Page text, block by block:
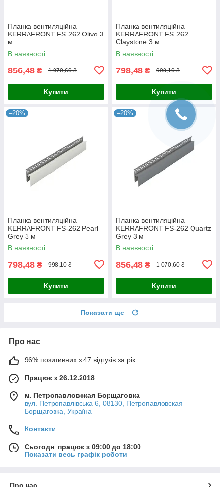
Планка вентиляційна
KERRAFRONT FS-262 Olive 3
м
В наявності
856,48 ₴ 1 070,60 ₴
Купити
Планка вентиляційна
KERRAFRONT FS-262
Claystone 3 м
В наявності
798,48 ₴ 998,10 ₴
Купити
–20%
Планка вентиляційна
KERRAFRONT FS-262 Pearl
Grey 3 м
В наявності
798,48 ₴ 998,10 ₴
Купити
–20%
Планка вентиляційна
KERRAFRONT FS-262 Quartz
Grey 3 м
В наявності
856,48 ₴ 1 070,60 ₴
Купити
Показати ще
Про нас
96% позитивних з 47 відгуків за рік
Працює з 26.12.2018
м. Петропавловская Борщаговка
вул. Петропавлівська 6, 08130, Петропавловская
Борщаговка, Україна
Контакти
Сьогодні працює з 09:00 до 18:00
Показати весь графік роботи
Про нас